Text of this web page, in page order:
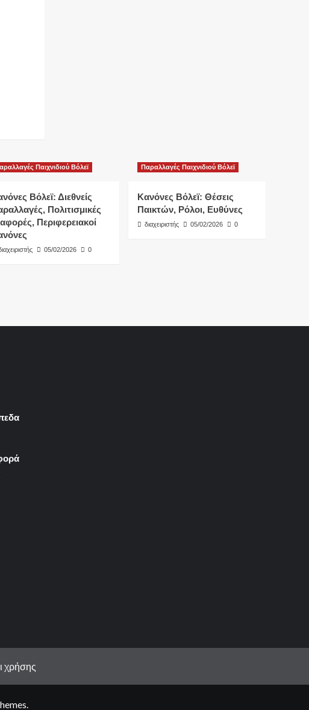
Παιχνιδιού Βόλεϊ
Βόλεϊ: Διεθνείς
Πολιτισμικές
Περιφερειακοί
05/02/2026 0
Παραλλαγές Παιχνιδιού Βόλεϊ
Κανόνες Βόλεϊ: Θέσεις
Παικτών, Ρόλοι, Ευθύνες
διαχειριστής 05/02/2026 0
χρήσης